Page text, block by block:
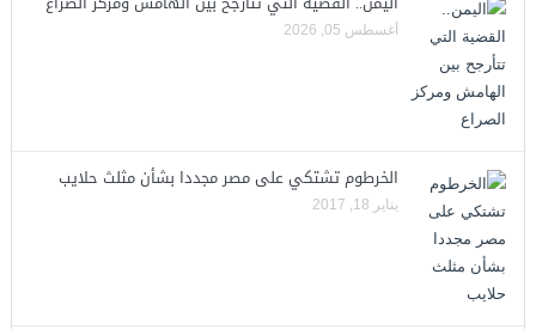
أغسطس 05, 2026
الخرطوم تشتكي على مصر مجددا بشأن مثلث حلايب
يناير 18, 2017